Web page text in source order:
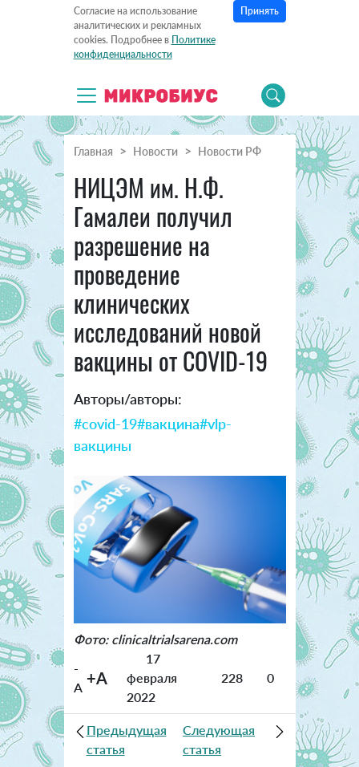
Согласие на использование
аналитических и рекламных
cookies. Подробнее в Политике
конфиденциальности
Принять
Главная Новости Новости РФ
НИЦЭМ им. Н.Ф.
Гамалеи получил
разрешение на
проведение
клинических
исследований новой
вакцины от COVID-19
Авторы/авторы:
#covid-19#вакцина#vlp-
вакцины
Фото: clinicaltrialsarena.com
-
A +A
17
февраля
2022
228 0
Предыдущая
статья
Следующая
статья